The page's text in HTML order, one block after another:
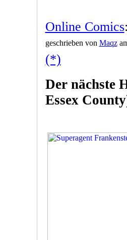
Online Comics
geschrieben von Maqz
(*)
Der nächste
Essex